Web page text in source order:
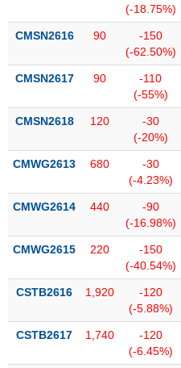
(-18.75%)
CMSN2616 90
-150
(-62.50%)
CMSN2617 90
-110
(-55%)
CMSN2618 120
-30
(-20%)
CMWG2613 680
-30
(-4.23%)
CMWG2614 440
-90
(-16.98%)
CMWG2615 220
-150
(-40.54%)
CSTB2616 1,920
-120
(-5.88%)
CSTB2617 1,740
-120
(-6.45%)
THÔNG
TIỆN
ÍCH
BẤT
SẢN
Mã
chứng
(-)
Cổ phiếu Chỉ số